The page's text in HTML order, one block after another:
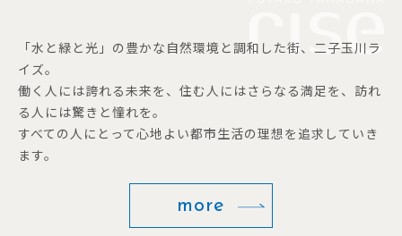
「水と緑と光」の豊かな自然環境と調和した街、二子玉川ラ
イズ。
働く人には誇れる未来を、住む人にはさらなる満足を、訪れ
る人には驚きと憧れを。
すべての人にとって心地よい都市生活の理想を追求していき
ます。
more